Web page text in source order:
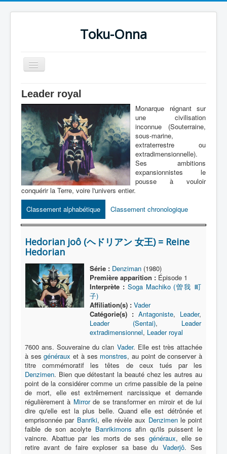
Toku-Onna
Basculer
la
Accueil
Toku-Actrices
Toku-Critiques
Séries
Films
COSAA
Dessins
Artiste Asperger
Lexique
Série
Acteur
Équipe
Personnage
Mecha
Objet
Lieu
Épisode
Référence
Fanservice
Leader royal
Monarque régnant sur
une civilisation
inconnue (Souterraine,
sous-marine,
extraterrestre ou
extradimensionnelle).
Ses ambitions
expansionnistes le
pousse à vouloir
conquérir la Terre, voire l'univers entier.
Classement alphabétique
Classement chronologique
Hedorian joô (ヘドリアン 女王) = Reine
Hedorian
Série : Denziman(1980)
Première apparition :Épisode 1
Interprète : Soga Machiko (曽我 町
子)
Affiliation(s) : Vader
Catégorie(s) : Antagoniste, Leader,
Leader (Sentai), Leader
extradimensionnel, Leader royal
7600 ans. Souveraine du clan Vader. Elle est très attachée
à sesgénéraux et à ses monstres, au point de conserver à
titre commémoratif les têtes de ceux tués par les
Denzimen. Bien que détestant la beauté chez les autres au
point de la considérer comme un crime passible de la peine
de mort, elle est extrêmement narcissique et demande
régulièrement à Mirrorde se transformer en miroir et de lui
dire qu'elle est la plus belle. Quand elle est détrônée et
emprisonnée par Banriki, elle révèle aux Denzimenle point
faible de son acolyte Banrikimons afin qu'ils puissent le
vaincre. Abattue par les morts de ses généraux, elle se
retire avant de faire exploser sa base du Vaderjô. Ses